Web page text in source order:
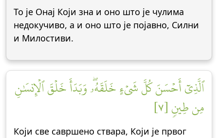
То је Онај Који зна и оно што је чулима
недокучиво, а и оно што је појавно, Силни
и Милостиви.
ٱلَّذِيٓ أَحۡسَنَ كُلَّ شَيۡءٍ خَلَقَهُۥۖ وَبَدَأَ خَلۡقَ ٱلۡإِنسَٰنِ
مِن طِينٖ [٧]
Који све савршено ствара, Који је првог